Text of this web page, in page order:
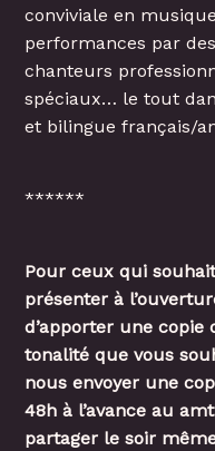
conviviale en
performances par
chanteurs
spéciaux… le tout
et bilingue français/
******
Pour ceux qui
présenter à
d’apporter une
tonalité que vous
nous envoyer une
48h à l’avance au
partager le soir